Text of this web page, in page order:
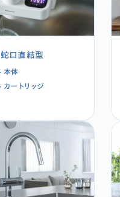
蛇口直結型
本体
カートリッジ